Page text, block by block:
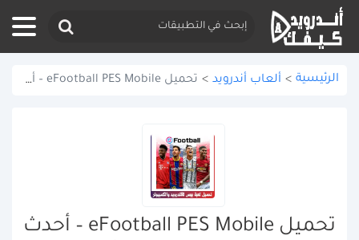
الرئيسية > ألعاب أندرويد > تحميل eFootball PES Mobile – أحدث إصدار APK مجاناً
تحميل eFootball PES Mobile – أحدث